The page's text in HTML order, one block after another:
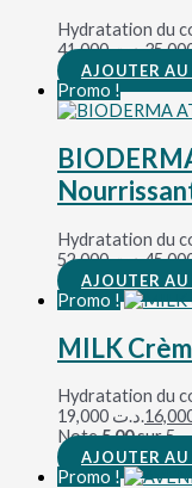
Hydratation du
د.ت 41,000.
AJOUTER AU
Promo !
Hydratation du
د.ت 52,000.
AJOUTER AU
Promo !
MILK
Hydratation du
د.ت 19,000.
Note5.00sur 5
AJOUTER AU
Promo !